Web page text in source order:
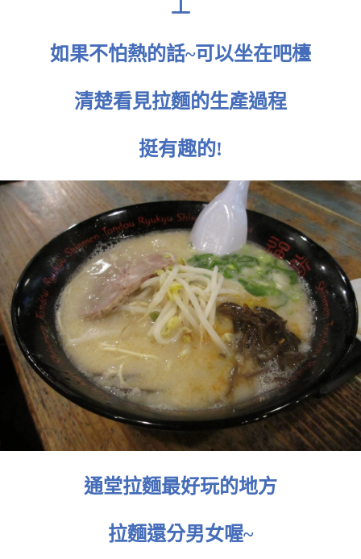
工
如果不怕熱的話~可以坐在吧檯
清楚看見拉麵的生產過程
挺有趣的!
通堂拉麵最好玩的地方
拉麵還分男女喔~